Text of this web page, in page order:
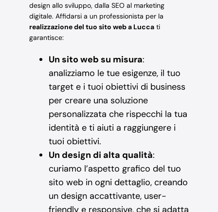
design allo sviluppo, dalla SEO al marketing
digitale. Affidarsi a un professionista per la
realizzazione del tuo sito web a Luccati
garantisce:
Un sito web su misura:
analizziamo le tue esigenze, il tuo
target e i tuoi obiettivi di business
per creare una soluzione
personalizzata che rispecchi la tua
identità e ti aiuti a raggiungere i
tuoi obiettivi.
Un design di alta qualità:
curiamo l’aspetto grafico del tuo
sito web in ogni dettaglio, creando
un design accattivante, user-